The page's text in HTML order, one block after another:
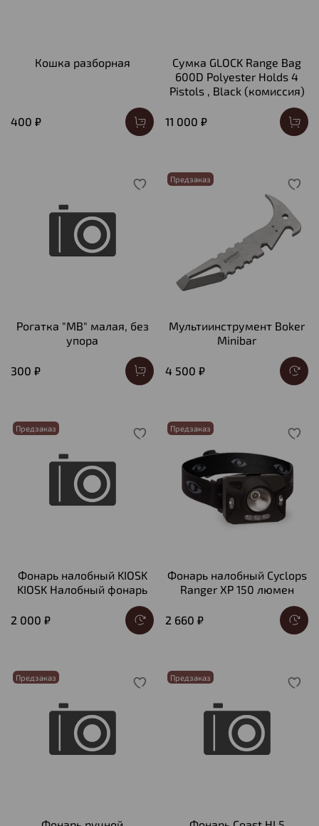
Кошка разборная
400 ₽
Сумка GLOCK Range Bag
600D Polyester Holds 4
Pistols , Black (комиссия)
11 000 ₽
Рогатка "МВ" малая, без
упора
300 ₽
Предзаказ
Мультиинструмент Boker
Minibar
4 500 ₽
Предзаказ
Фонарь налобный KIOSK
KIOSK Налобный фонарь
2 000 ₽
Предзаказ
Фонарь налобный Cyclops
Ranger XP 150 люмен
2 660 ₽
Предзаказ Предзаказ